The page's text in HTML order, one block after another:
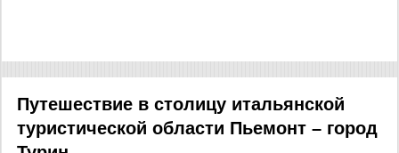
Путешествие в столицу итальянской
туристической области Пьемонт – город